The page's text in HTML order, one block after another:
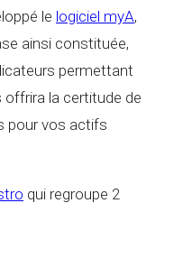
le logiciel myA,
ainsi constituée,
permettant
offrira la certitude de
pour vos actifs
qui regroupe 2